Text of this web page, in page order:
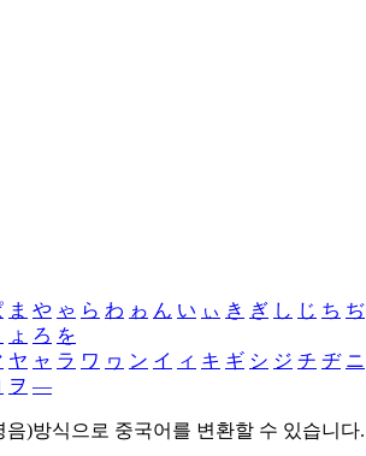
ま や ゃ ら わ ゎ ん い ぃ き ぎ し じ ち ぢ
ょ ろ を
ヤ ャ ラ ワ ヮ ン イ ィ キ ギ シ ジ チ ヂ ニ
ヲ ―
음)방식으로 중국어를 변환할 수 있습니다.